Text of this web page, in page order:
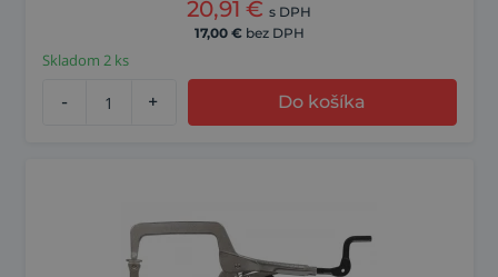
20,91 € s DPH
17,00 € bez DPH
Skladom 2 ks
- + Do košíka